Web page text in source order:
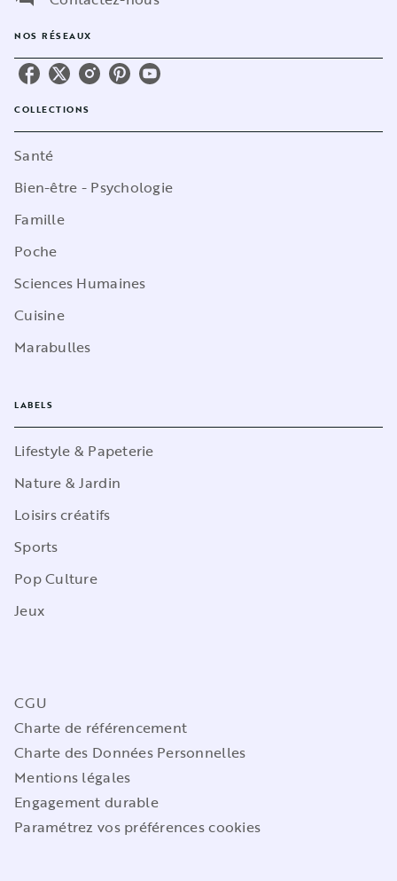
NOS RÉSEAUX
COLLECTIONS
Santé
Bien-être - Psychologie
Famille
Poche
Sciences Humaines
Cuisine
Marabulles
LABELS
Lifestyle & Papeterie
Nature & Jardin
Loisirs créatifs
Sports
Pop Culture
Jeux
CGU
Charte de référencement
Charte des Données Personnelles
Mentions légales
Engagement durable
Paramétrez vos préférences cookies